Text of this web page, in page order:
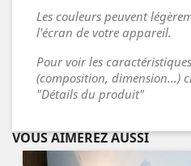
Les couleurs peuvent
l'écran de votre appareil.
Pour voir les
(composition, dimension...)
"Détails du produit"
VOUS AIMEREZ AUSSI